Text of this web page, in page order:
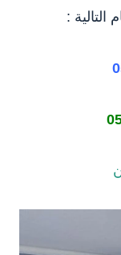
التالية :